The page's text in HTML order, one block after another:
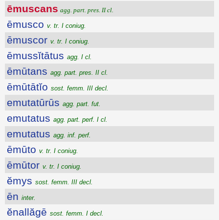
ēmuscans agg. part. pres. II cl.
ēmusco v. tr. I coniug.
ēmuscor v. tr. I coniug.
ēmussĭtātus agg. I cl.
ēmūtans agg. part. pres. II cl.
ēmūtātĭo sost. femm. III decl.
emutatūrūs agg. part. fut.
emutatus agg. part. perf. I cl.
emutatus agg. inf. perf.
ēmūto v. tr. I coniug.
ēmūtor v. tr. I coniug.
ĕmys sost. femm. III decl.
ēn inter.
ĕnallăgē sost. femm. I decl.